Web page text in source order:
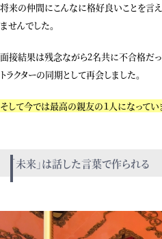
将来の仲間にこんなに格好良いことを言え
ませんでした。
面接結果は残念ながら2名共に不合格だ
トラクターの同期として再会しました。
そして今では最高の親友の１人になってい
「未来」は話した言葉で作られる